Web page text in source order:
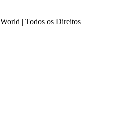
| Todos os Direitos